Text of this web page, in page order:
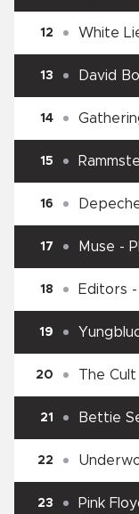
12 White
13 David
14
15
16
17 Muse -
18 Editors -
Hospital
19
20 The Cult
21 Bettie
22
23 Pink